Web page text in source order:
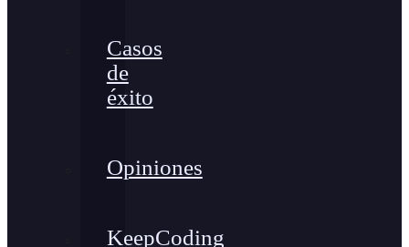
Casos
de
éxito
Opiniones
KeepCoding